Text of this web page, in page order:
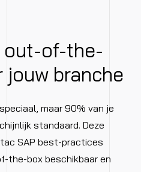
out-of-the-
jouw branche
maar 90% van je
standaard. Deze
SAP best-practices
the-box beschikbaar en